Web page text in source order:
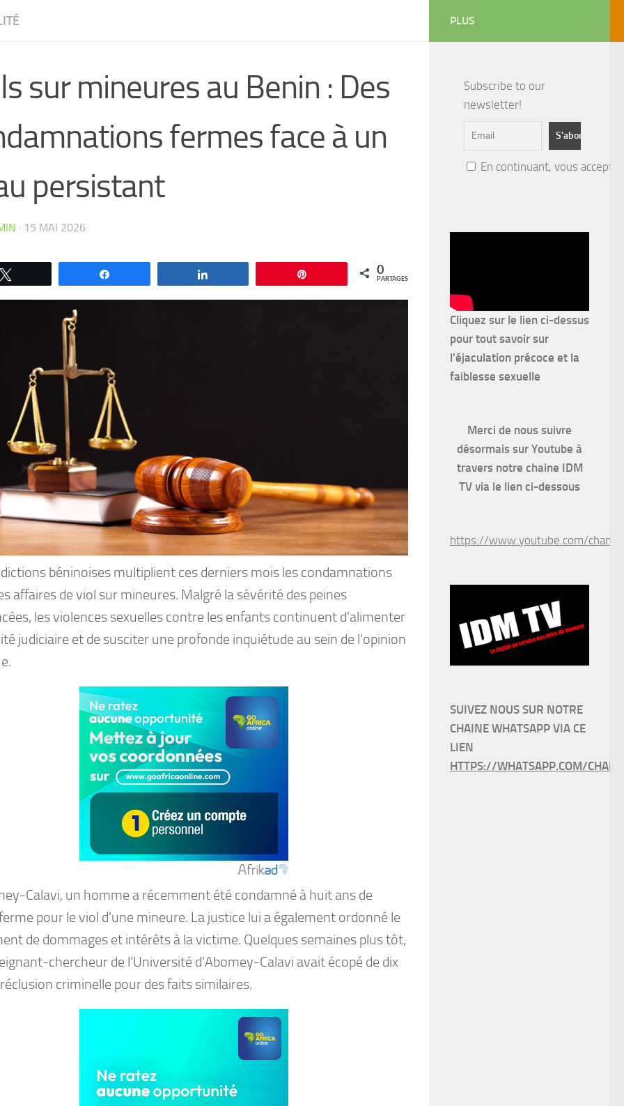
sur mineures au Benin : Des
fermes face à un
persistant
· 15 MAI 2026
0
PARTAGES
béninoises multiplient ces derniers mois les condamnations
affaires de viol sur mineures. Malgré la sévérité des peines
les violences sexuelles contre les enfants continuent d’alimenter
judiciaire et de susciter une profonde inquiétude au sein de l’opinion
Calavi, un homme a récemment été condamné à huit ans de
pour le viol d’une mineure. La justice lui a également ordonné le
de dommages et intérêts à la victime. Quelques semaines plus tôt,
chercheur de l’Université d’Abomey-Calavi avait écopé de dix
criminelle pour des faits similaires.
PLUS
Subscribe to our
newsletter!
En continuant, vous
Cliquez sur le lien ci-dessus
pour tout savoir sur
l'éjaculation précoce et la
faiblesse sexuelle
Merci de nous suivre
désormais sur Youtube à
travers notre chaine IDM
TV via le lien ci-dessous
https://www.youtube.com/
SUIVEZ NOUS SUR NOTRE
CHAINE WHATSAPP VIA CE
LIEN
HTTPS://WHATSAPP.COM/